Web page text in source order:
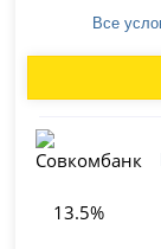
Все
13.5%